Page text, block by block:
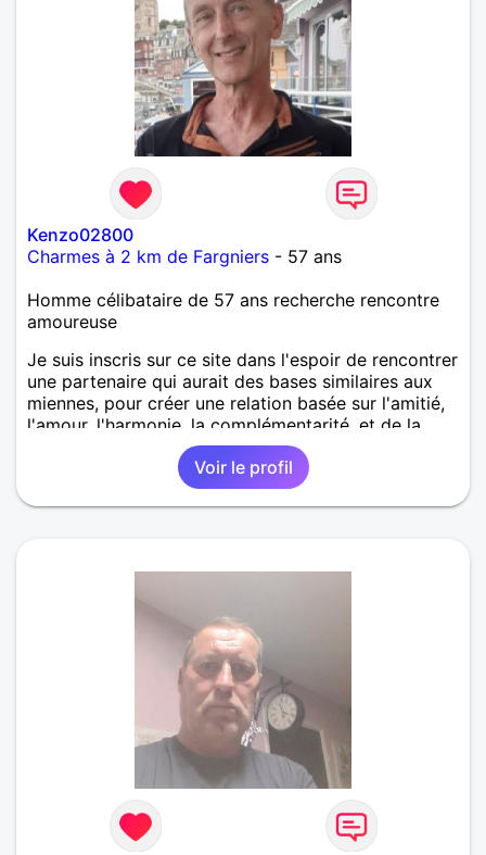
Kenzo02800
Charmes à 2 km de Fargniers - 57 ans
Homme célibataire de 57 ans recherche rencontre
amoureuse
Je suis inscris sur ce site dans l'espoir de rencontrer
une partenaire qui aurait des bases similaires aux
miennes, pour créer une relation basée sur l'amitié,
l'amour, l'harmonie, la complémentarité, et de la
confiance. Tout en respectant le besoin
d'indépendance et de créativité de chacun.
Voir le profil